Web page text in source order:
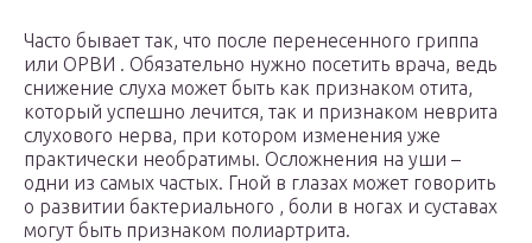
Часто бывает так, что после перенесенного гриппа
или ОРВИ . Обязательно нужно посетить врача, ведь
снижение слуха может быть как признаком отита,
который успешно лечится, так и признаком неврита
слухового нерва, при котором изменения уже
практически необратимы. Осложнения на уши –
одни из самых частых. Гной в глазах может говорить
о развитии бактериального , боли в ногах и суставах
могут быть признаком полиартрита.